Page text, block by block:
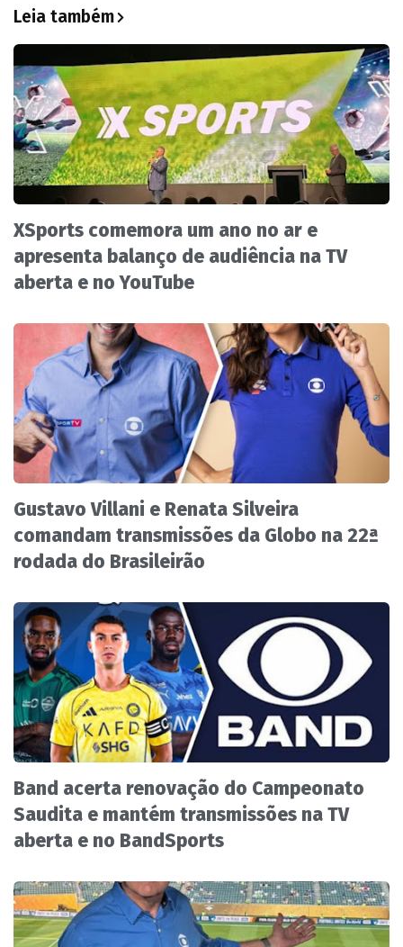
Leia também
XSports comemora um ano no ar e
apresenta balanço de audiência na TV
aberta e no YouTube
Gustavo Villani e Renata Silveira
comandam transmissões da Globo na 22ª
rodada do Brasileirão
Band acerta renovação do Campeonato
Saudita e mantém transmissões na TV
aberta e no BandSports